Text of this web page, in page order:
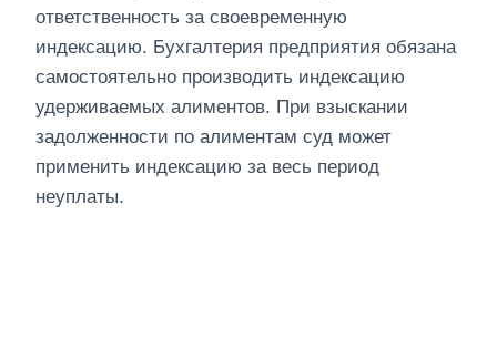
ответственность за своевременную
индексацию. Бухгалтерия предприятия обязана
самостоятельно производить индексацию
удерживаемых алиментов. При взыскании
задолженности по алиментам суд может
применить индексацию за весь период
неуплаты.